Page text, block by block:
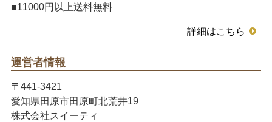
■11000円以上送料無料
詳細はこちら
運営者情報
〒441-3421
愛知県田原市田原町北荒井19
株式会社スイーティ